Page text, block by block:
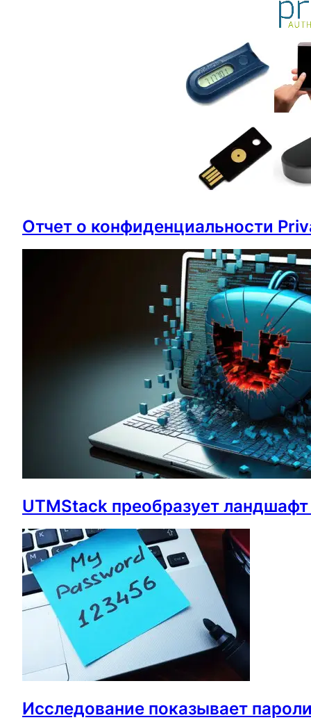
Отчет о конфиденциальности
UTMStack преобразует
Исследование показывает